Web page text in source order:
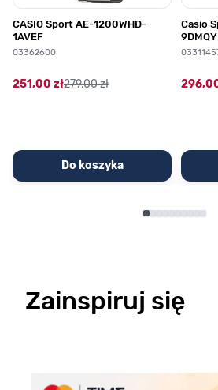
CASIO Sport AE-1200WHD-
1AVEF
03362600
251,00 zł279,00 zł
Do koszyka
Casio
Zainspiruj się